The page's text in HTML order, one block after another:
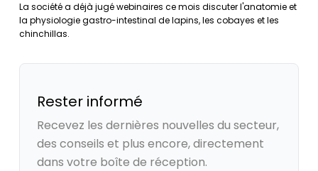
La société a déjà jugé webinaires ce mois discuter l'anatomie et
la physiologie gastro-intestinal de lapins, les cobayes et les
chinchillas.
Rester informé
Recevez les dernières nouvelles du secteur,
des conseils et plus encore, directement
dans votre boîte de réception.